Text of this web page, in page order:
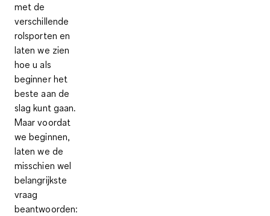
met de
verschillende
rolsporten en
laten we zien
hoe u als
beginner het
beste aan de
slag kunt gaan.
Maar voordat
we beginnen,
laten we de
misschien wel
belangrijkste
vraag
beantwoorden: